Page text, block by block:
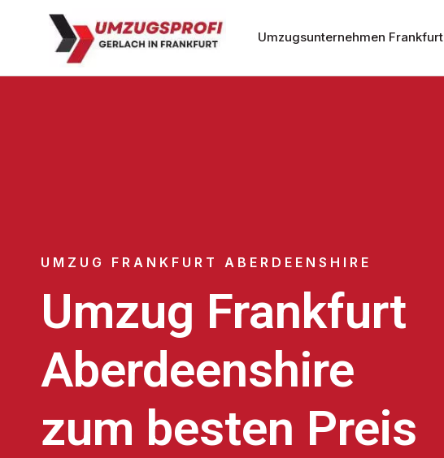
Umzugsunternehmen Frankfurt
UMZUG FRANKFURT ABERDEENSHIRE
Umzug Frankfurt
Aberdeenshire
zum besten Preis